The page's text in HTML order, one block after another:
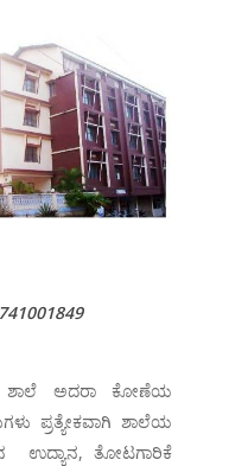
ಶಾಲೆ ಅದರಾ ಕೋಣೆಯ
ಪ್ರತ್ಯೇಕವಾಗಿ ಶಾಲೆಯ
ಉದ್ಯಾನ, ತೋಟಗಾರಿಕೆ